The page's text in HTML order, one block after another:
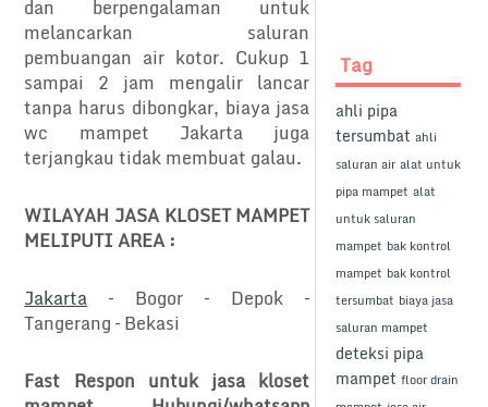
dan berpengalaman untuk
melancarkan saluran
pembuangan air kotor. Cukup 1
sampai 2 jam mengalir lancar
tanpa harus dibongkar, biaya jasa
wc mampet Jakarta juga
terjangkau tidak membuat galau.
WILAYAH JASA KLOSET MAMPET
MELIPUTI AREA :
Jakarta– Bogor – Depok –
Tangerang – Bekasi
Fast Respon untuk jasa kloset
Tag
ahli pipa
tersumbat ahli
saluran air alat untuk
pipa mampet alat
untuk saluran
mampet bak kontrol
mampet bak kontrol
tersumbat biaya jasa
saluran mampet
deteksi pipa
mampet floor drain